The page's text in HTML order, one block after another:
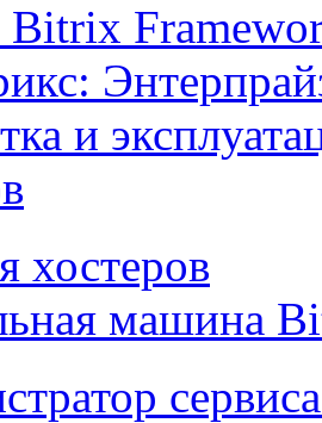
Bitrix
и
хостеров
машина